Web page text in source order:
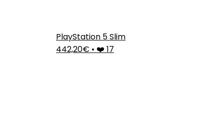
PlayStation 5 Slim
442,20€ • ❤️ 17